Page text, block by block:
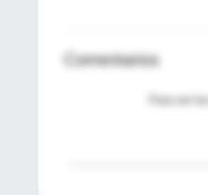
Comentarios
Para ver